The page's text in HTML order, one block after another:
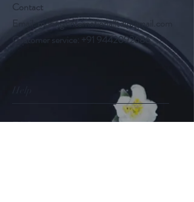
Contact
Email:
moringainternationalltd@gmail.com
Customer service: +91 9442092686
FAQ